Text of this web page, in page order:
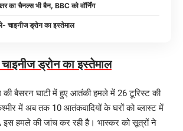
का चैनल्स भी बैन, BBC को वॉर्निंग
चाइनीज ड्रोन का इस्तेमाल
ड्रोन का इस्तेमाल
बैसरन घाटी में हुए आतंकी हमले में 26 टूरिस्ट की
में अब तक 10 आतंकवादियों के घरों को ब्लास्ट में
इस हमले की जांच कर रही है। भास्कर को सूत्रों ने